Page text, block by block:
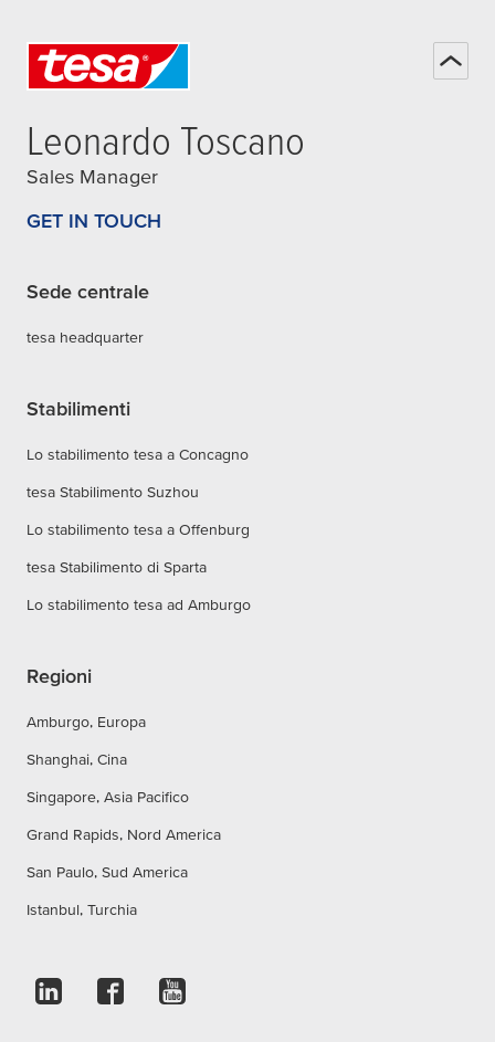
Leonardo Toscano
Sales Manager
GET IN TOUCH
Sede centrale
tesa headquarter
Stabilimenti
Lo stabilimento tesa a Concagno
tesa Stabilimento Suzhou
Lo stabilimento tesa a Offenburg
tesa Stabilimento di Sparta
Lo stabilimento tesa ad Amburgo
Regioni
Amburgo, Europa
Shanghai, Cina
Singapore, Asia Pacifico
Grand Rapids, Nord America
San Paulo, Sud America
Istanbul, Turchia